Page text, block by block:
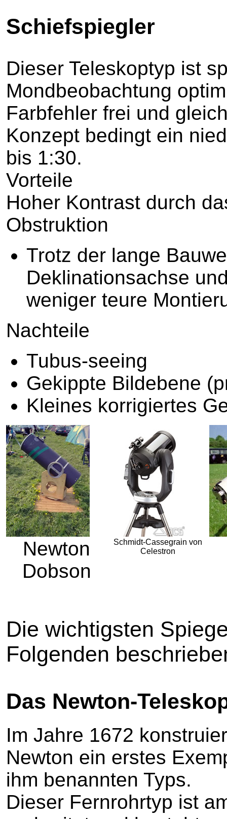
Schiefspiegler
Dieser Teleskoptyp ist
Mondbeobachtung
Farbfehler frei und
Konzept bedingt ein
bis 1:30.
Vorteile
Hoher Kontrast durch
Obstruktion
Trotz der lange
Deklinationsachse
weniger teure
Nachteile
Tubus-seeing
Gekippte Bildebene
Kleines korrigiertes
Newton
Dobson
Schmidt-Cassegrain von
Celestron
Die wichtigsten
Folgenden
Das Newton-
Im Jahre 1672
Newton ein erstes
ihm benannten Typs.
Dieser Fernrohrtyp ist